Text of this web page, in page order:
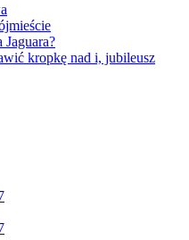
kropkę nad i, jubileusz